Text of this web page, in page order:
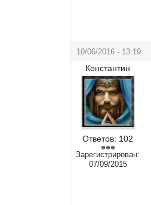
10/06/2016 - 13:19
Константин
Ответов: 102
Зарегистрирован:
07/09/2015